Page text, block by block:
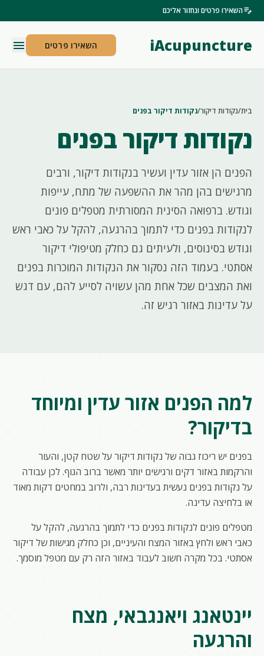
edit_noteהשאירו פרטים ונחזור אליכם
iAcupuncture השאירו פרטים menu
בית/נקודות דיקור/נקודות דיקור בפנים
נקודות דיקור בפנים
הפנים הן אזור עדין ועשיר בנקודות דיקור, ורבים
מרגישים בהן מהר את ההשפעה של מתח, עייפות
וגודש. ברפואה הסינית המסורתית מטפלים פונים
לנקודות בפנים כדי לתמוך בהרגעה, להקל על כאבי ראש
וגודש בסינוסים, ולעיתים גם כחלק מטיפולי דיקור
אסתטי. בעמוד הזה נסקור את הנקודות המוכרות בפנים
ואת המצבים שכל אחת מהן עשויה לסייע להם, עם דגש
על עדינות באזור רגיש זה.
למה הפנים אזור עדין ומיוחד
בדיקור?
בפנים יש ריכוז גבוה של נקודות דיקור על שטח קטן, והעור
והרקמות באזור דקים ורגישים יותר מאשר ברוב הגוף. לכן עבודה
על נקודות בפנים נעשית בעדינות רבה, ולרוב במחטים דקות מאוד
או בלחיצה עדינה.
מטפלים פונים לנקודות בפנים כדי לתמוך בהרגעה, להקל על
כאבי ראש ולחץ באזור המצח והעיניים, וכן כחלק מגישות של דיקור
אסתטי. בכל מקרה חשוב לעבוד באזור הזה רק עם מטפל מוסמך.
יינטאנג ויאנגבאי, מצח
והרגעה